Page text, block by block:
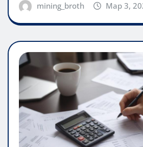
mining_broth Мар 3,